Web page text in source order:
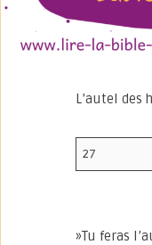
L’autel des
27
»Tu feras